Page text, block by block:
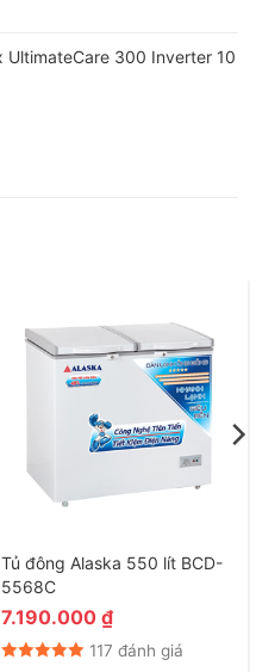
UltimateCare 300 Inverter 10
Tủ đông Alaska 550 lít BCD-
5568C
7.190.000 ₫
117 đánh giá